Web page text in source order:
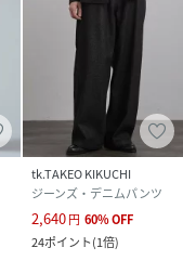
tk.TAKEO KIKUCHI
ジーンズ・デニムパンツ
2,640円 60%OFF
24ポイント(1倍)